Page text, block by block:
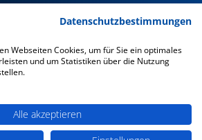
Datenschutzbestimmungen
Webseiten Cookies, um für Sie ein optimales
und um Statistiken über die Nutzung
Alle akzeptieren